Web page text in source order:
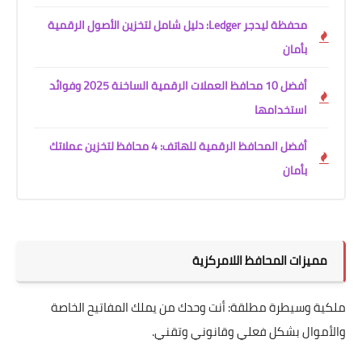
محفظة ليدجر Ledger: دليل شامل لتخزين الأصول الرقمية
بأمان
أفضل 10 محافظ العملات الرقمية الساخنة 2025 وفوائد
استخدامها
أفضل المحافظ الرقمية للهاتف: 4 محافظ لتخزين عملاتك
بأمان
مميزات المحافظ اللامركزية
ملكية وسيطرة مطلقة: أنت وحدك من يملك المفاتيح الخاصة
والأموال بشكل فعلي وقانوني وتقني.